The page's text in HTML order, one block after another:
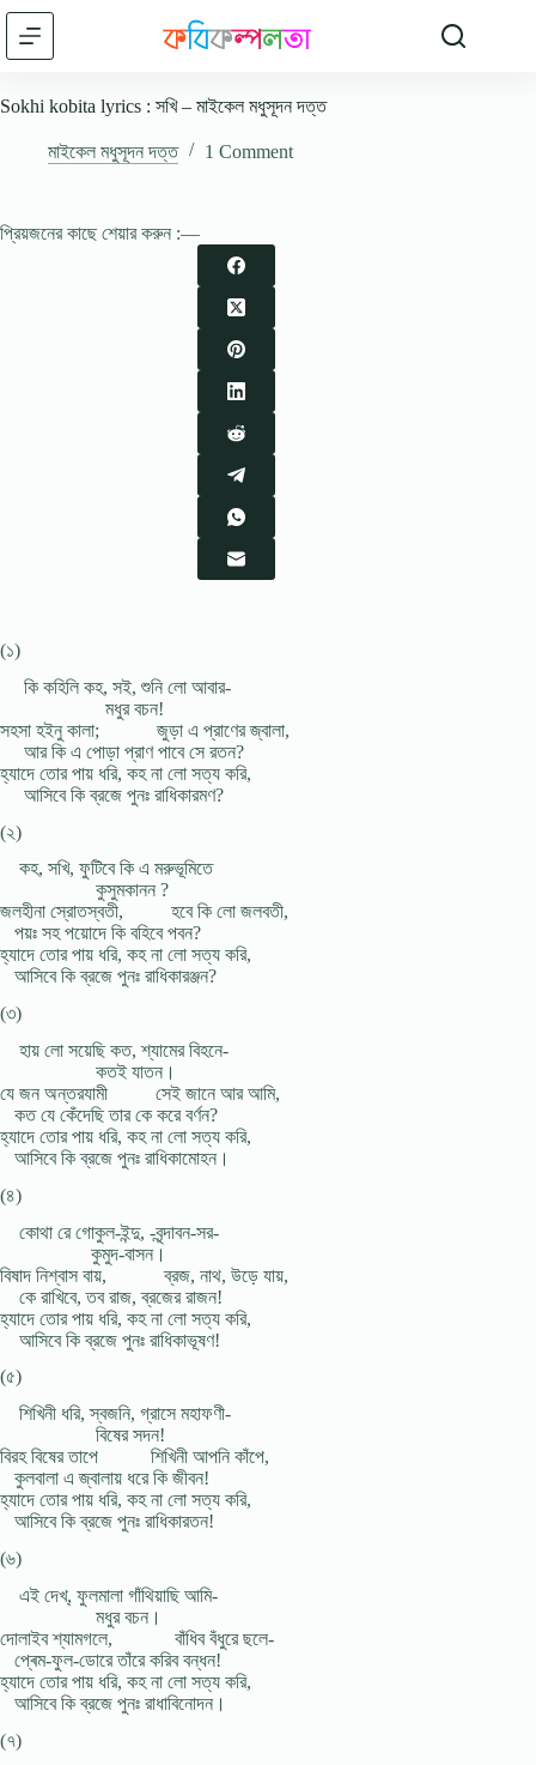
Skip
content
Sokhi kobita lyrics : সখি – মাইকেল মধুসূদন দত্ত
মাইকেল মধুসূদন দত্ত 1 Comment
প্রিয়জনের কাছে শেয়ার করুন :—
(১)
কি কহিলি কহ, সই, শুনি লো আবার-
মধুর বচন!
সহসা হইনু কালা; জুড়া এ প্রাণের জ্বালা,
আর কি এ পোড়া প্রাণ পাবে সে রতন?
হ্যাদে তোর পায় ধরি, কহ না লো সত্য করি,
আসিবে কি ব্রজে পুনঃ রাধিকারমণ?
(২)
কহ, সখি, ফুটিবে কি এ মরুভূমিতে
কুসুমকানন ?
জলহীনা স্রোতস্বতী, হবে কি লো জলবতী,
পয়ঃ সহ পয়োদে কি বহিবে পবন?
হ্যাদে তোর পায় ধরি, কহ না লো সত্য করি,
আসিবে কি ব্রজে পুনঃ রাধিকারঞ্জন?
(৩)
হায় লো সয়েছি কত, শ্যামের বিহনে-
কতই যাতন।
যে জন অন্তরযামী সেই জানে আর আমি,
কত যে কেঁদেছি তার কে করে বর্ণন?
হ্যাদে তোর পায় ধরি, কহ না লো সত্য করি,
আসিবে কি ব্রজে পুনঃ রাধিকামোহন।
(৪)
কোথা রে গোকুল-ইন্দু, -বৃন্দাবন-সর-
কুমুদ-বাসন।
বিষাদ নিশ্বাস বায়, ব্রজ, নাথ, উড়ে যায়,
কে রাখিবে, তব রাজ, ব্রজের রাজন!
হ্যাদে তোর পায় ধরি, কহ না লো সত্য করি,
আসিবে কি ব্রজে পুনঃ রাধিকাভূষণ!
(৫)
শিখিনী ধরি, স্বজনি, গ্রাসে মহাফণী-
বিষের সদন!
বিরহ বিষের তাপে শিখিনী আপনি কাঁপে,
কুলবালা এ জ্বালায় ধরে কি জীবন!
হ্যাদে তোর পায় ধরি, কহ না লো সত্য করি,
আসিবে কি ব্রজে পুনঃ রাধিকারতন!
(৬)
এই দেখ্, ফুলমালা গাঁথিয়াছি আমি-
মধুর বচন।
দোলাইব শ্যামগলে, বাঁধিব বঁধুরে ছলে-
প্ৰেম-ফুল-ডোরে তাঁরে করিব বন্ধন!
হ্যাদে তোর পায় ধরি, কহ না লো সত্য করি,
আসিবে কি ব্রজে পুনঃ রাধাবিনোদন।
(৭)